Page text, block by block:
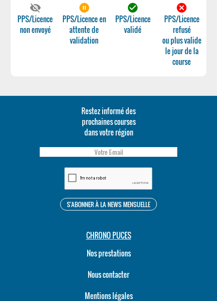
visibility_off
PPS/Licence
non envoyé
pause_circle_filled
PPS/Licence en
attente de
validation
check_circle
PPS/Licence
validé
cancel
PPS/Licence
refusé
ou plus valide
le jour de la
course
Restez informé des
prochaines courses
dans votre région
CHRONO PUCES
Nos prestations
Nous contacter
Mentions légales